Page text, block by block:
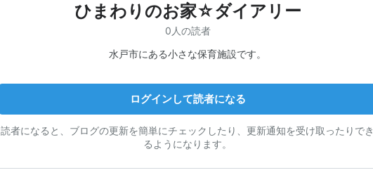
ひまわりのお家☆ダイアリー
0人の読者
水戸市にある小さな保育施設です。
ログインして読者になる
読者になると、ブログの更新を簡単にチェックしたり、更新通知を受け取ったりでき
るようになります。